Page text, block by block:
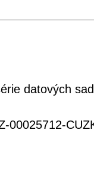
datových sad
00025712-